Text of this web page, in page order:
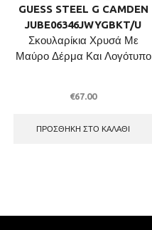
GUESS STEEL G CAMDEN
JUBE06346JWYGBKT/U
Σκουλαρίκια Χρυσά Με
Μαύρο Δέρμα Και Λογότυπο
€67.00
ΠΡΟΣΘΉΚΗ ΣΤΟ ΚΑΛΆΘΙ